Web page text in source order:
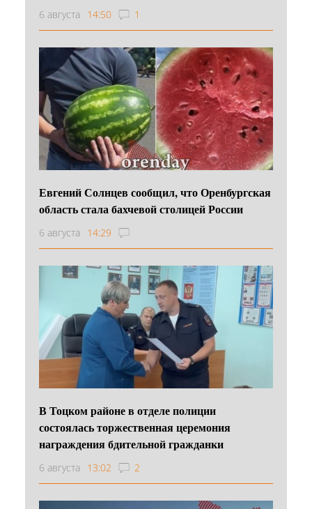
6 августа 14:50 1
Евгений Солнцев сообщил, что Оренбургская
область стала бахчевой столицей России
6 августа 14:29
В Тоцком районе в отделе полиции
состоялась торжественная церемония
награждения бдительной гражданки
6 августа 13:02 2